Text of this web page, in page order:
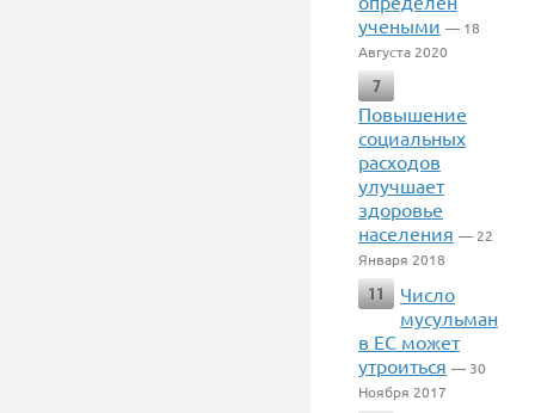
учеными — 18
Августа 2020
7
Повышение
социальных
расходов
улучшает
здоровье
населения — 22
Января 2018
11
Число
мусульман
в ЕС может
утроиться — 30
Ноября 2017